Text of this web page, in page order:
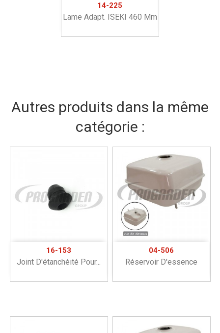
14-225
Lame Adapt. ISEKI 460 Mm
Autres produits dans la même
catégorie :
16-153
Joint D'étanchéité Pour...
04-506
Réservoir D'essence